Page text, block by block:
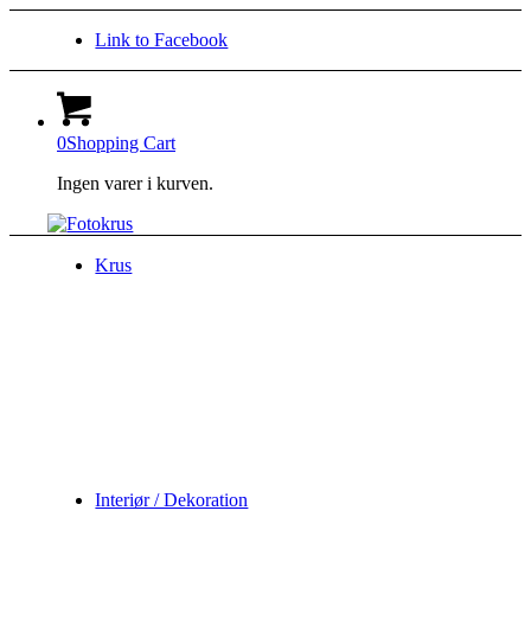
Link to Facebook
0Shopping Cart
Ingen varer i kurven.
Krus
Interiør / Dekoration